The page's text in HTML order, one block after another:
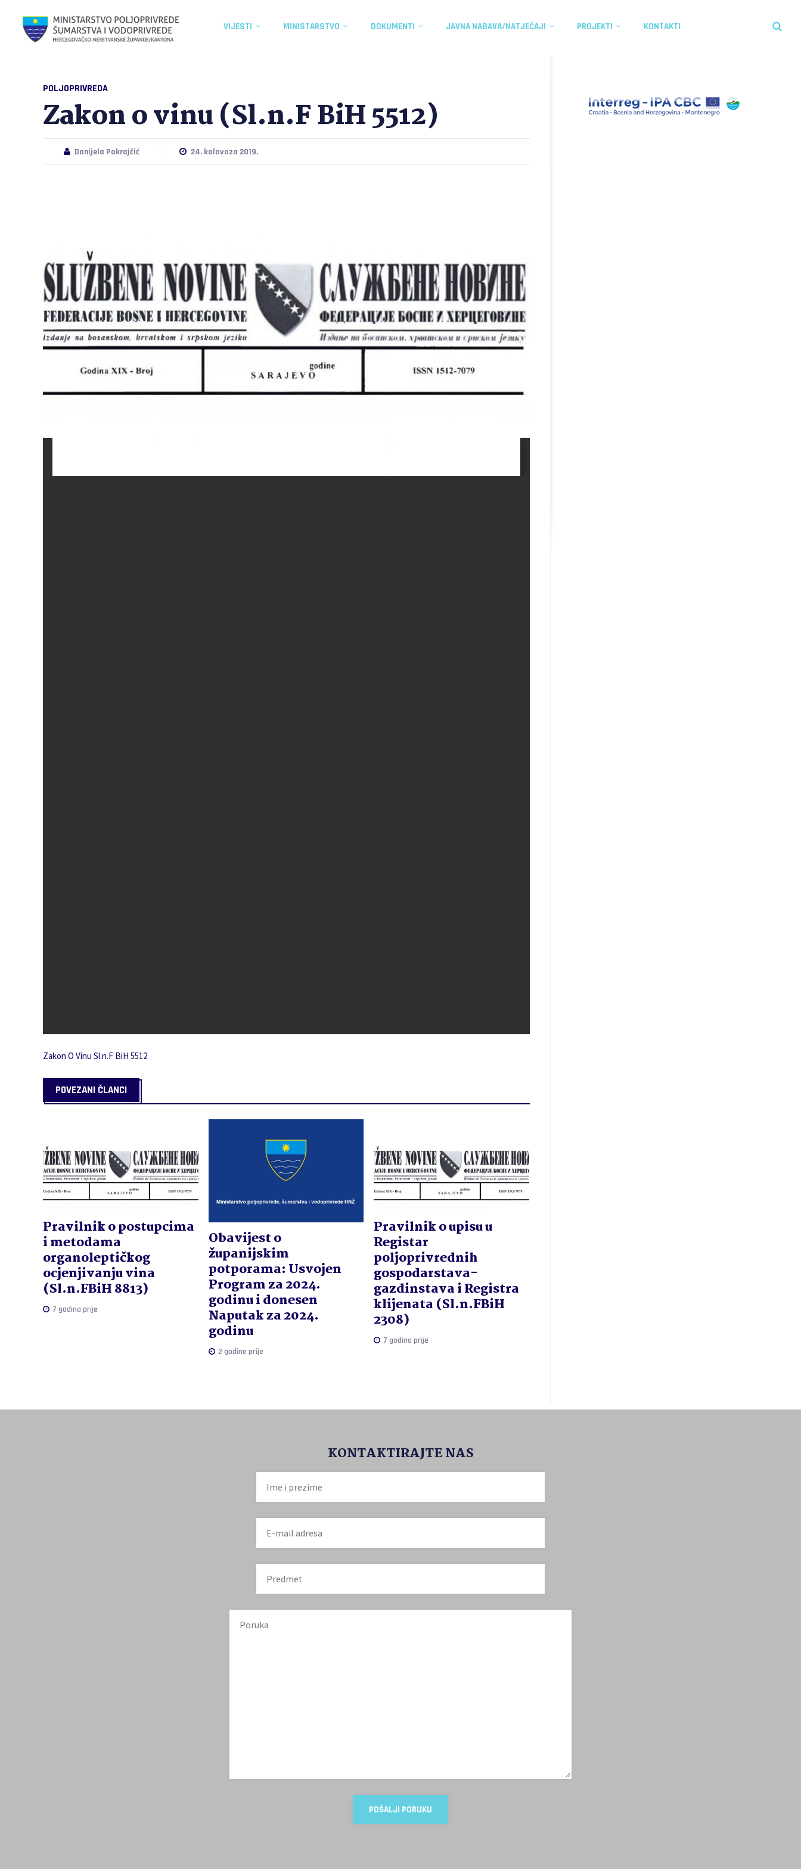
VIJESTI MINISTARSTVO DOKUMENTI JAVNA NABAVA/NATJEČAJI PROJEKTI KONTAKTI
POLJOPRIVREDA
Zakon o vinu (Sl.n.F BiH 5512)
Danijela Pokrajčić 24. kolovoza 2019.
Zakon O Vinu Sl.n.F BiH 5512
POVEZANI ČLANCI
Pravilnik o postupcima
i metodama
organoleptičkog
ocjenjivanju vina
(Sl.n.FBiH 8813)
7 godina prije
Obavijest o
županijskim
potporama: Usvojen
Program za 2024.
godinu i donesen
Naputak za 2024.
godinu
2 godine prije
Pravilnik o upisu u
Registar
poljoprivrednih
gospodarstava-
gazdinstava i Registra
klijenata (Sl.n.FBiH
2308)
7 godina prije
KONTAKTIRAJTE NAS